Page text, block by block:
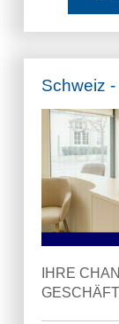
Schweiz
IHRE